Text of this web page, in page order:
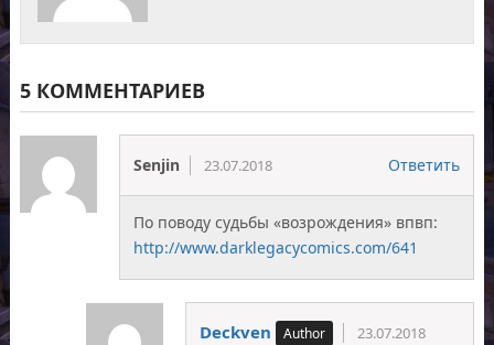
5 КОММЕНТАРИЕВ
Senjin 23.07.2018 Ответить
По поводу судьбы «возрождения» впвп:
http://www.darklegacycomics.com/641
Deckven 23.07.2018